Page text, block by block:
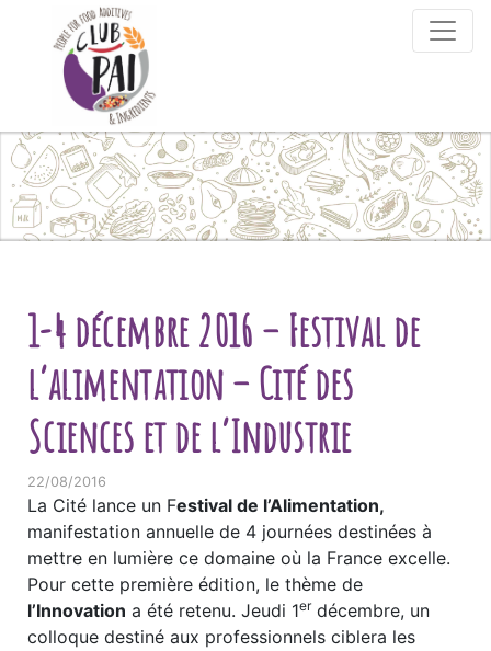
Skip to content
1-4 décembre 2016 – Festival de
l’alimentation – Cité des
Sciences et de l’Industrie
22/08/2016
La Cité lance un Festival de l’Alimentation,
manifestation annuelle de 4 journées destinées à
mettre en lumière ce domaine où la France excelle.
Pour cette première édition, le thème de
l’Innovation a été retenu. Jeudi 1erdécembre, un
colloque destiné aux professionnels ciblera les